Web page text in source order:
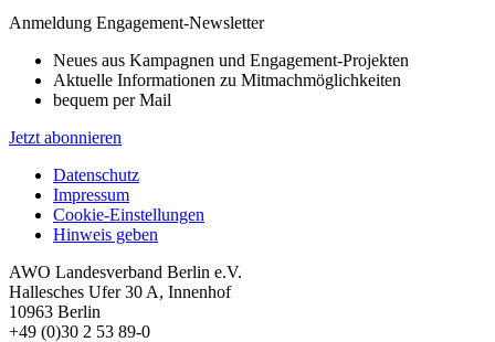
Anmeldung Engagement-Newsletter
Neues aus Kampagnen und Engagement-Projekten
Aktuelle Informationen zu Mitmachmöglichkeiten
bequem per Mail
Jetzt abonnieren
Datenschutz
Impressum
Cookie-Einstellungen
Hinweis geben
AWO Landesverband Berlin e.V.
Hallesches Ufer 30 A, Innenhof
10963 Berlin
+49 (0)30 2 53 89-0